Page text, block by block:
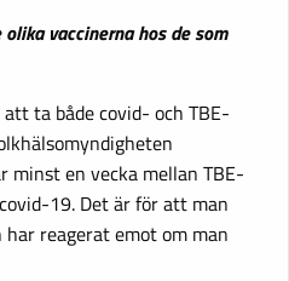
vaccinerna hos de som
ta både covid- och TBE-
minst en vecka mellan TBE-
19. Det är för att man
reagerat emot om man